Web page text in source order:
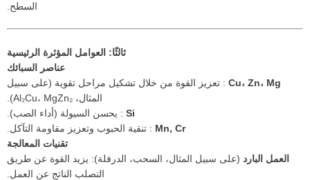
السطح.
ثالثًا: العوامل المؤثرة الرئيسية
عناصر السبائك
Cu، Zn، Mg : تعزيز القوة من خلال تشكيل مراحل تقوية (على سبيل
المثال، Al₂Cu، MgZn₂).
Si : يحسن السيولة (أداء الصب).
Mn, Cr : تنقية الحبوب وتعزيز مقاومة التآكل.
تقنيات المعالجة
العمل البارد (على سبيل المثال، السحب، الدرفلة): يزيد القوة عن طريق
التصلب الناتج عن العمل.